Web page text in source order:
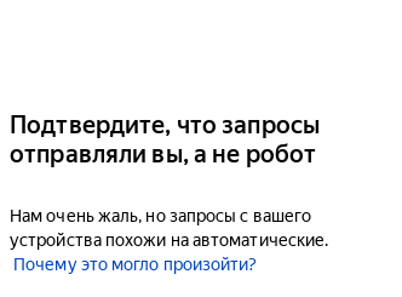
Подтвердите, что запросы
отправляли вы, а не робот
Нам очень жаль, но запросы с вашего
устройства похожи на автоматические.
Почему это могло произойти?